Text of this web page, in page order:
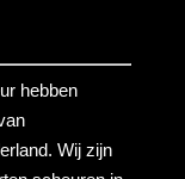
hebben
Wij zijn